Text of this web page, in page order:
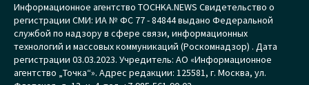
Информационное агентство TOCHKA.NEWS Свидетельство о
регистрации СМИ: ИА № ФС 77 - 84844 выдано Федеральной
службой по надзору в сфере связи, информационных
технологий и массовых коммуникаций (Роскомнадзор) . Дата
регистрации 03.03.2023. Учредитель: АО «Информационное
агентство „Точка“». Адрес редакции: 125581, г. Москва, ул.